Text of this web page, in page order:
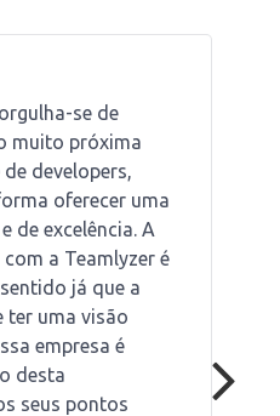
se de
muito próxima
developers,
oferecer uma
de excelência. A
a Teamlyzer é
já que a
ter uma visão
empresa é
desta
seus pontos